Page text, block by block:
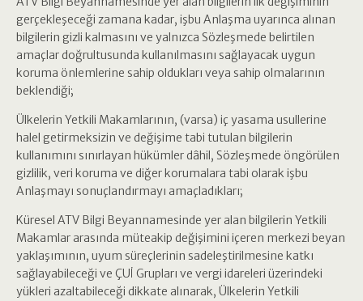
gerçekleşeceği zamana kadar, işbu Anlaşma uyarınca alınan
bilgilerin gizli kalmasını ve yalnızca Sözleşmede belirtilen
amaçlar doğrultusunda kullanılmasını sağlayacak uygun
koruma önlemlerine sahip oldukları veya sahip olmalarının
beklendiği;
Ülkelerin Yetkili Makamlarının, (varsa) iç yasama usullerine
halel getirmeksizin ve değişime tabi tutulan bilgilerin
kullanımını sınırlayan hükümler dâhil, Sözleşmede öngörülen
gizlilik, veri koruma ve diğer korumalara tabi olarak işbu
Anlaşmayı sonuçlandırmayı amaçladıkları;
Küresel ATV Bilgi Beyannamesinde yer alan bilgilerin Yetkili
Makamlar arasında müteakip değişimini içeren merkezi beyan
yaklaşımının, uyum süreçlerinin sadeleştirilmesine katkı
sağlayabileceği ve ÇUİ Grupları ve vergi idareleri üzerindeki
yükleri azaltabileceği dikkate alınarak, Ülkelerin Yetkili